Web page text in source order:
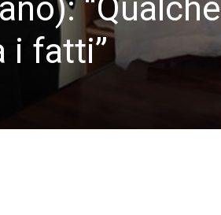
“Qualche
i fatti”